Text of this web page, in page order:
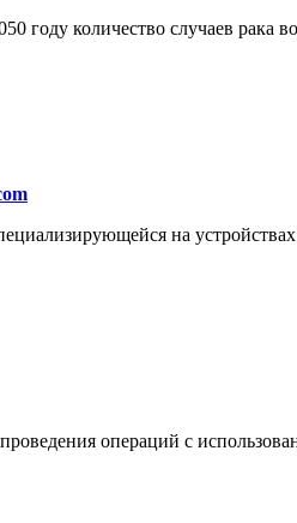
году количество случаев рака
на
операций с